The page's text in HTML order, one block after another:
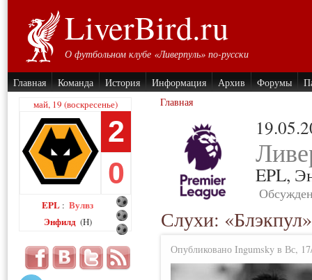
LiverBird.ru
О футбольном клубе «Ливерпуль» по-русски
Главная Команда История Информация Архив Форумы
май, 19 (воскресенье)
2
0
EPL : Вулвз
Энфилд (H)
Главная
EPL,
Слухи:
Опубликовано Ingumsky в Вс,